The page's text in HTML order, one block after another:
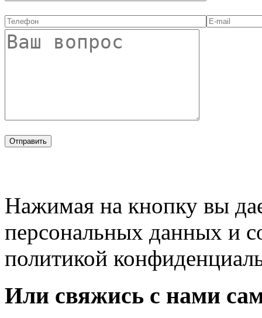
Нажимая на кнопку вы
персональных данных и
политикой
Или свяжись с нами